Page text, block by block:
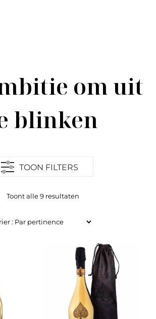
om uit
blinken
TOON FILTERS
Toont alle 9 resultaten